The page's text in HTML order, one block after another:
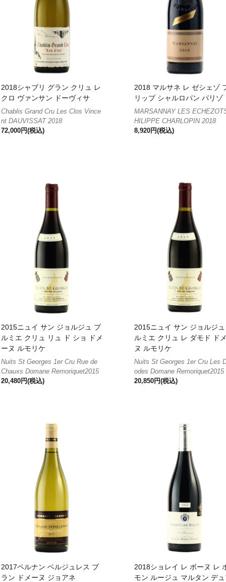
2018シャブリ グラン クリュ レ
クロ ヴァンサン ドーヴィサ
Chablis Grand Cru Les Clos Vince
nt DAUVISSAT 2018
72,000円(税込)
2018 マルサネ レ ゼシェゾ
リップ シャルロパン パリゾ
MARSANNAY LES
HILIPPE CHARLOPIN 2018
8,920円(税込)
2015ニュイ サン ジョルジュ プ
ルミエ クリュ リュ ド ショ ドメ
ーヌ ルモリケ
Nuits St Georges 1er Cru Rue de
Chauxs Domane Remoriquet2015
20,480円(税込)
2015ニュイ サン ジョルジ
ルミエ クリュ レ ダモド ド
ヌ ルモリケ
Nuits St Georges 1er Cru Les
odes Domane Remoriquet2015
20,850円(税込)
2017ペルナン ベルジュレス ブ
ラン ドメーヌ ジョアネ
2018ショレイ レ ボーヌ レ
モン ルージュ マルタン デ